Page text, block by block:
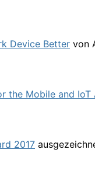
Device Better von
the Mobile and IoT
2017